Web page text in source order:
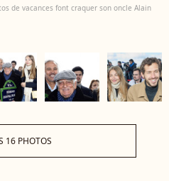
de vacances font craquer son oncle Alain
16 PHOTOS